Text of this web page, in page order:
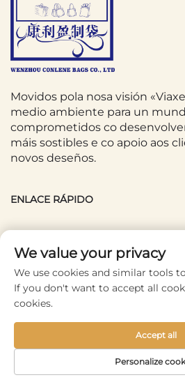
Movidos pola nosa visión
medio ambiente para un
comprometidos co
máis sostibles e co apoio aos
novos deseños.
ENLACE RÁPIDO
CONTACTA CONNOSCO
SÍGUENOS
Deixa a túa información. Nova
We value your privacy
We use cookies and similar tools
If you don't want to accept all
cookies.
Personalize
Accept all